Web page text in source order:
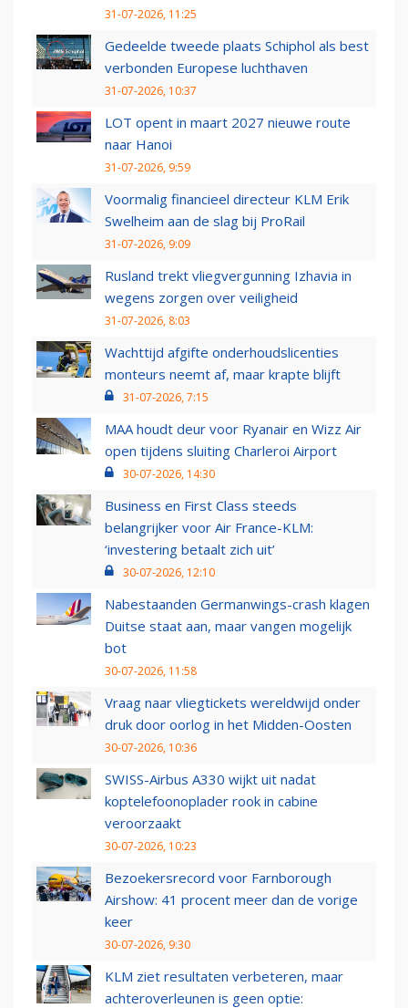
31-07-2026, 11:25
Gedeelde tweede plaats Schiphol als best
verbonden Europese luchthaven
31-07-2026, 10:37
LOT opent in maart 2027 nieuwe route
naar Hanoi
31-07-2026, 9:59
Voormalig financieel directeur KLM Erik
Swelheim aan de slag bij ProRail
31-07-2026, 9:09
Rusland trekt vliegvergunning Izhavia in
wegens zorgen over veiligheid
31-07-2026, 8:03
Wachttijd afgifte onderhoudslicenties
monteurs neemt af, maar krapte blijft
31-07-2026, 7:15
MAA houdt deur voor Ryanair en Wizz Air
open tijdens sluiting Charleroi Airport
30-07-2026, 14:30
Business en First Class steeds
belangrijker voor Air France-KLM:
‘investering betaalt zich uit’
30-07-2026, 12:10
Nabestaanden Germanwings-crash klagen
Duitse staat aan, maar vangen mogelijk
bot
30-07-2026, 11:58
Vraag naar vliegtickets wereldwijd onder
druk door oorlog in het Midden-Oosten
30-07-2026, 10:36
SWISS-Airbus A330 wijkt uit nadat
koptelefoonoplader rook in cabine
veroorzaakt
30-07-2026, 10:23
Bezoekersrecord voor Farnborough
Airshow: 41 procent meer dan de vorige
keer
30-07-2026, 9:30
KLM ziet resultaten verbeteren, maar
achteroverleunen is geen optie: